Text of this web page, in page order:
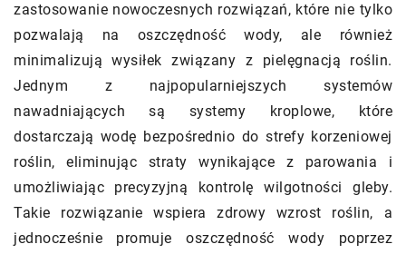
zastosowanie nowoczesnych rozwiązań, które nie tylko
pozwalają na oszczędność wody, ale również
minimalizują wysiłek związany z pielęgnacją roślin.
Jednym z najpopularniejszych systemów
nawadniających są systemy kroplowe, które
dostarczają wodę bezpośrednio do strefy korzeniowej
roślin, eliminując straty wynikające z parowania i
umożliwiając precyzyjną kontrolę wilgotności gleby.
Takie rozwiązanie wspiera zdrowy wzrost roślin, a
jednocześnie promuje oszczędność wody poprzez